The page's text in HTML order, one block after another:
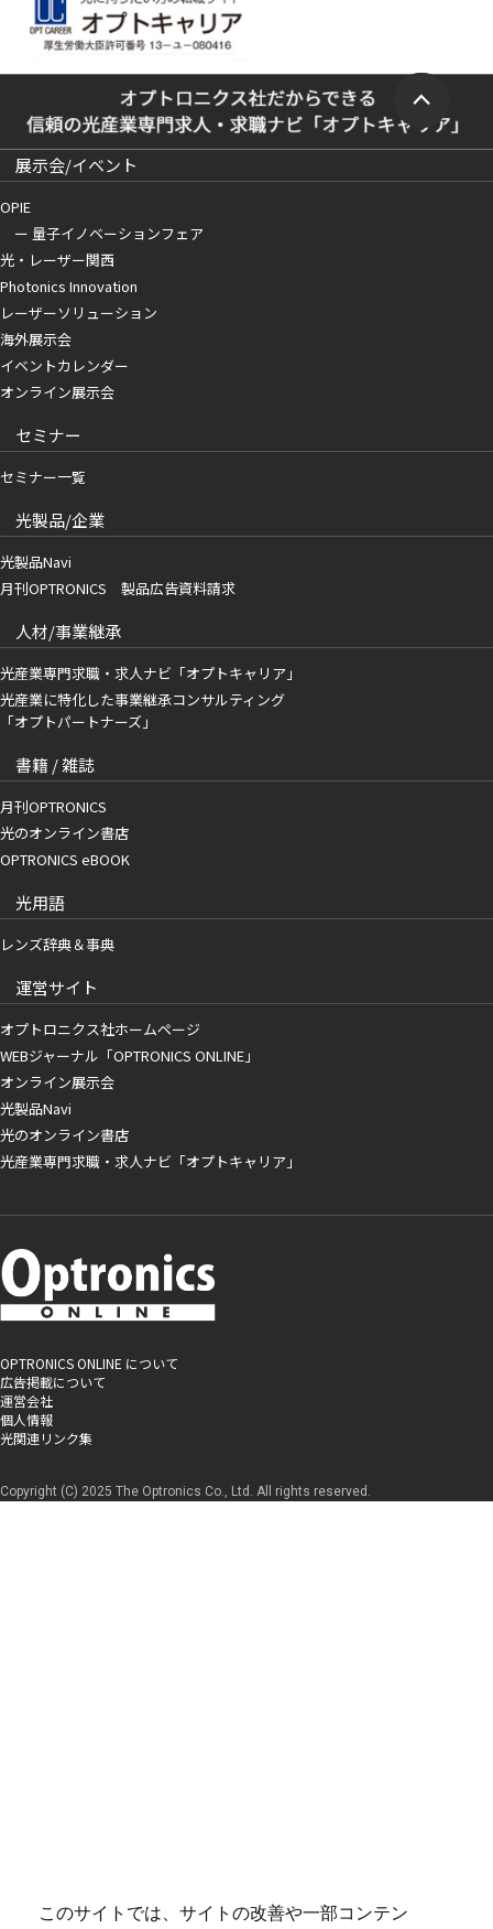
このサイトでは、サイトの改善や一部コンテン
展示会/イベント
OPIE
ー 量子イノベーションフェア
光・レーザー関西
Photonics Innovation
レーザーソリューション
海外展示会
イベントカレンダー
オンライン展示会
セミナー
セミナー一覧
光製品/企業
光製品Navi
月刊OPTRONICS 製品広告資料請求
人材/事業継承
光産業専門求職・求人ナビ「オプトキャリア」
光産業に特化した事業継承コンサルティング
「オプトパートナーズ」
書籍 / 雑誌
月刊OPTRONICS
光のオンライン書店
OPTRONICS eBOOK
光用語
レンズ辞典＆事典
運営サイト
オプトロニクス社ホームページ
WEBジャーナル「OPTRONICS ONLINE」
オンライン展示会
光製品Navi
光のオンライン書店
光産業専門求職・求人ナビ「オプトキャリア」
OPTRONICS ONLINE について
広告掲載について
運営会社
個人情報
光関連リンク集
Copyright (C) 2025 The Optronics Co., Ltd. All rights reserved.